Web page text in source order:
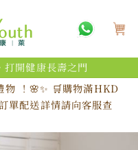
物
打開健康長壽之門
物 ！🌸✨ 🛒購物滿HKD
單配送詳情請向客服查